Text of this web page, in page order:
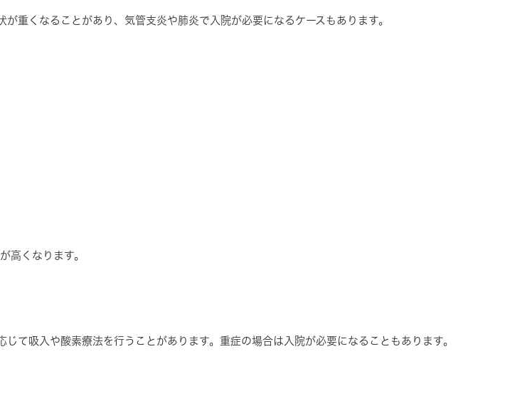
が重くなることがあり、気管支炎や肺炎で入院が必要になるケースもあります。
高くなります。
じて吸入や酸素療法を行うことがあります。重症の場合は入院が必要になることもあります。